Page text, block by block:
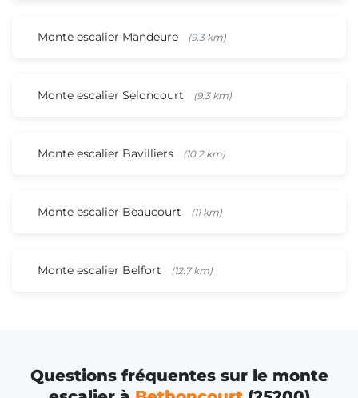
Monte escalier Mandeure (9.3 km)
Monte escalier Seloncourt (9.3 km)
Monte escalier Bavilliers (10.2 km)
Monte escalier Beaucourt (11 km)
Monte escalier Belfort (12.7 km)
Questions fréquentes sur le monte